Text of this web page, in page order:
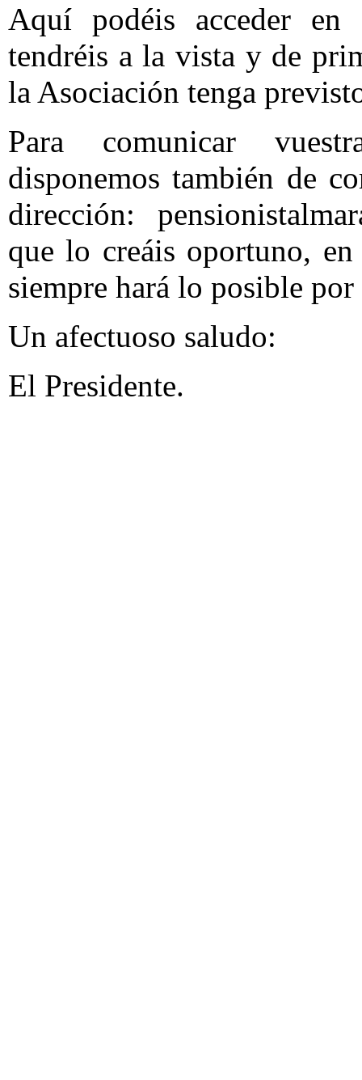
Aquí podéis acceder en
tendréis a la vista y de
la Asociación tenga
Para comunicar
disponemos también de
dirección:
que lo creáis oportuno,
siempre hará lo posible
Un afectuoso saludo:
El Presidente.